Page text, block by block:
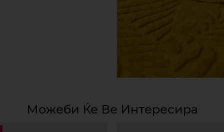
Можеби Ќе Ве Интересира